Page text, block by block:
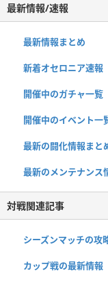
最新情報/速報
最新情報まとめ
新着オセロニア速報
開催中のガチャ一覧
開催中のイベント一
最新の闘化情報まと
最新のメンテナンス
対戦関連記事
シーズンマッチの攻
カップ戦の最新情報